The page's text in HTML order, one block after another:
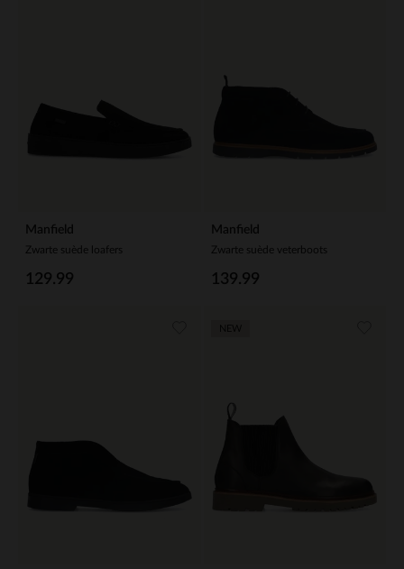
Manfield
Zwarte suède loafers
129.99
Manfield
Zwarte suède veterboots
139.99